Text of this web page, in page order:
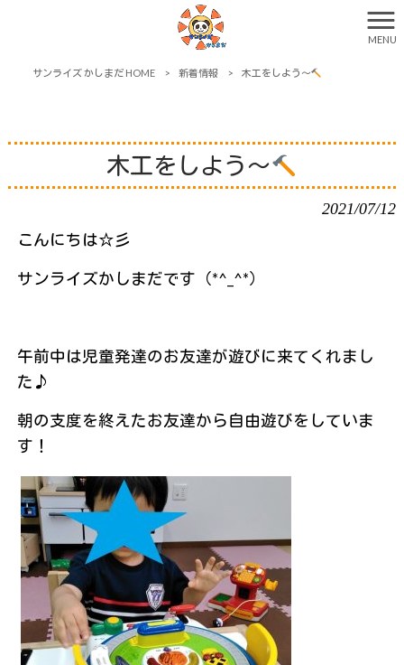
MENU
サンライズ かしまだ HOME > 新着情報 > 木工をしよう～
木工をしよう～
2021/07/12
こんにちは☆彡
サンライズかしまだです（*^_^*）
午前中は児童発達のお友達が遊びに来てくれまし
た♪
朝の支度を終えたお友達から自由遊びをしていま
す！